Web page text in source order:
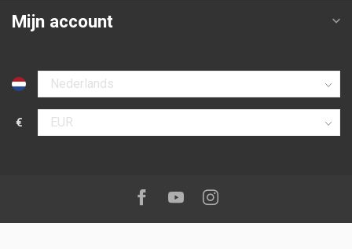
Mijn account
Selecteer taal
€
Selecteer valuta
Volg ons op:Facebook
YoutubeInstagram